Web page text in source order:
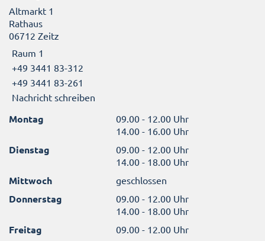
Altmarkt 1
Rathaus
06712 Zeitz
Raum 1
+49 3441 83-312
+49 3441 83-261
Nachricht schreiben
Montag
09.00 - 12.00 Uhr
14.00 - 16.00 Uhr
Dienstag
09.00 - 12.00 Uhr
14.00 - 18.00 Uhr
Mittwoch geschlossen
Donnerstag
09.00 - 12.00 Uhr
14.00 - 18.00 Uhr
Freitag 09.00 - 12.00 Uhr